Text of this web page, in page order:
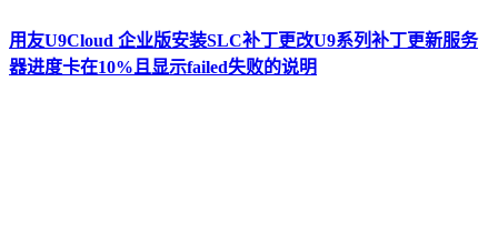
用友U9Cloud 企业版安装SLC补丁更改U9系列补丁更新服务
器进度卡在10%且显示failed失败的说明